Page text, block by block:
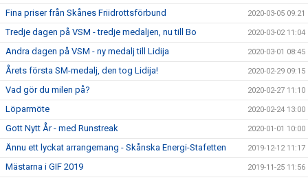
Fina priser från Skånes Friidrottsförbund 2020-03-05 09:21
Tredje dagen på VSM - tredje medaljen, nu till Bo 2020-03-02 11:04
Andra dagen på VSM - ny medalj till Lidija 2020-03-01 08:45
Årets första SM-medalj, den tog Lidija! 2020-02-29 09:15
Vad gör du milen på? 2020-02-27 11:10
Löparmöte 2020-02-24 13:00
Gott Nytt År - med Runstreak 2020-01-01 10:00
Ännu ett lyckat arrangemang - Skånska Energi-Stafetten 2019-12-12 11:17
Mästarna i GIF 2019 2019-11-25 11:56